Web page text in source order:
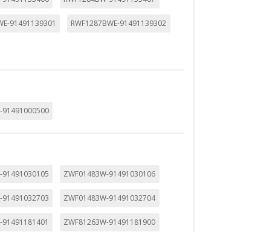
91491139301 RWF1287BWE-91491139302
91491000500
91491030105 ZWF01483W-91491030106
91491032703 ZWF01483W-91491032704
91491181401 ZWF81263W-91491181900